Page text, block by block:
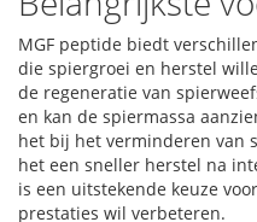
MGF peptide biedt
die spiergroei en herstel
de regeneratie van
en kan de spiermassa
het bij het verminderen van
het een sneller herstel na
is een uitstekende keuze
prestaties wil verbeteren.